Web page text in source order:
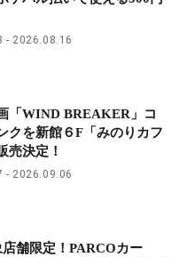
2026.08.16
「WIND BREAKER」コ
クを新館６F「みのりカフ
売決定！
2026.09.06
舗限定！PARCOカー